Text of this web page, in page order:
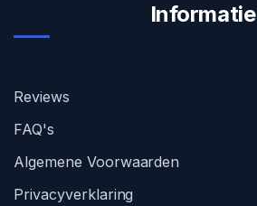
Informatie
Reviews
FAQ's
Algemene Voorwaarden
Privacyverklaring